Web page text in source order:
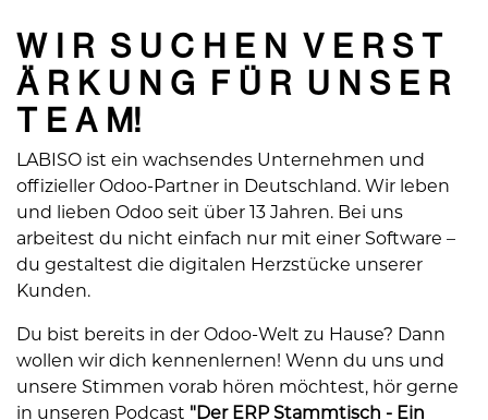
W I R S U C H E N V E R S T
Ä R K U N G F Ü R U N S E R
T E A M!
LABISO ist ein wachsendes Unternehmen und
offizieller Odoo-Partner in Deutschland. Wir leben
und lieben Odoo seit über 13 Jahren. Bei uns
arbeitest du nicht einfach nur mit einer Software –
du gestaltest die digitalen Herzstücke unserer
Kunden.
Du bist bereits in der Odoo-Welt zu Hause? Dann
wollen wir dich kennenlernen! Wenn du uns und
unsere Stimmen vorab hören möchtest, hör gerne
in unseren Podcast "Der ERP Stammtisch - Ein